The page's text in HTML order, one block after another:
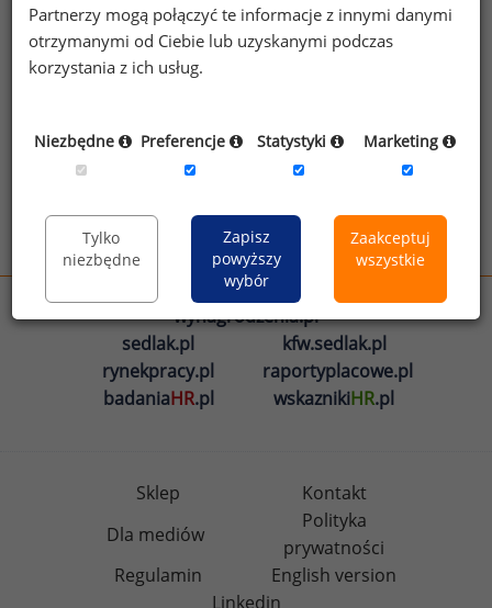
Wyrażam zgodę na przetwarzanie moich
danych osobowych zawartych w formularzu
przez Sedlak &Sedlak sp. z o.o. sp. k. w celu
Oświadczam, że zapoznałem się z treścią
informacji na temat przetwarzania
Wyślij
wynagrodzenia.pl
sedlak.pl
kfw.sedlak.pl
rynekpracy.pl
raportyplacowe.pl
badaniaHR.pl wskaznikiHR.pl
Sklep
Kontakt
Dla mediów
Polityka
prywatności
Regulamin
English version
Linkedin
Partnerzy mogą połączyć te informacje z innymi danymi
otrzymanymi od Ciebie lub uzyskanymi podczas
korzystania z ich usług.
Niezbędne Preferencje Statystyki Marketing
Tylko
niezbędne
Zapisz
powyższy
wybór
Zaakceptuj
wszystkie